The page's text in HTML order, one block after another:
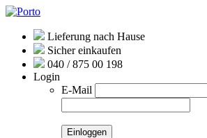
Lieferung nach Hause
Sicher einkaufen
040 / 875 00 198
Login
E-Mail